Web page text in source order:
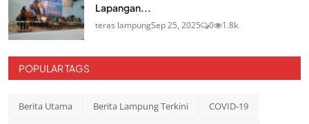
Lapangan...
teras lampungSep 25, 2025 0 1.8k
POPULAR TAGS
Berita Utama Berita Lampung Terkini COVID-19